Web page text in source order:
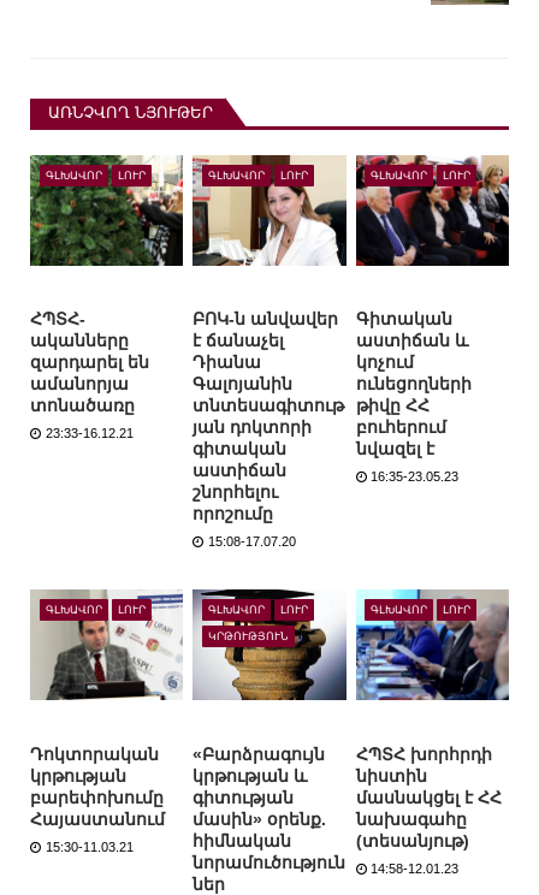
ԱՌՆՉՎՈՂ ՆՅՈՒԹԵՐ
ԳԼԽԱՎՈՐ ԼՈՒՐ
ՀՊՏՀ-
ականները
զարդարել են
ամանորյա
տոնածառը
23:33-16.12.21
ԳԼԽԱՎՈՐ ԼՈՒՐ
ԲՈԿ-ն անվավեր
է ճանաչել
Դիանա
Գալոյանին
տնտեսագիտութ
յան դոկտորի
գիտական
աստիճան
շնորհելու
որոշումը
15:08-17.07.20
ԳԼԽԱՎՈՐ ԼՈՒՐ
Գիտական
աստիճան և
կոչում
ունեցողների
թիվը ՀՀ
բուհերում
նվազել է
16:35-23.05.23
ԳԼԽԱՎՈՐ ԼՈՒՐ
Դոկտորական
կրթության
բարեփոխումը
Հայաստանում
15:30-11.03.21
ԳԼԽԱՎՈՐ ԼՈՒՐ
ԿՐԹՈՒԹՅՈՒՆ
«Բարձրագույն
կրթության և
գիտության
մասին» օրենք.
հիմնական
նորամուծություն
ներ
ԳԼԽԱՎՈՐ ԼՈՒՐ
ՀՊՏՀ խորհրդի
նիստին
մասնակցել է ՀՀ
նախագահը
(տեսանյութ)
14:58-12.01.23